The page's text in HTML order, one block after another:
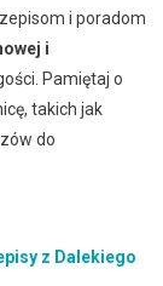
i poradom
i
Pamiętaj o
takich jak
do
z Dalekiego